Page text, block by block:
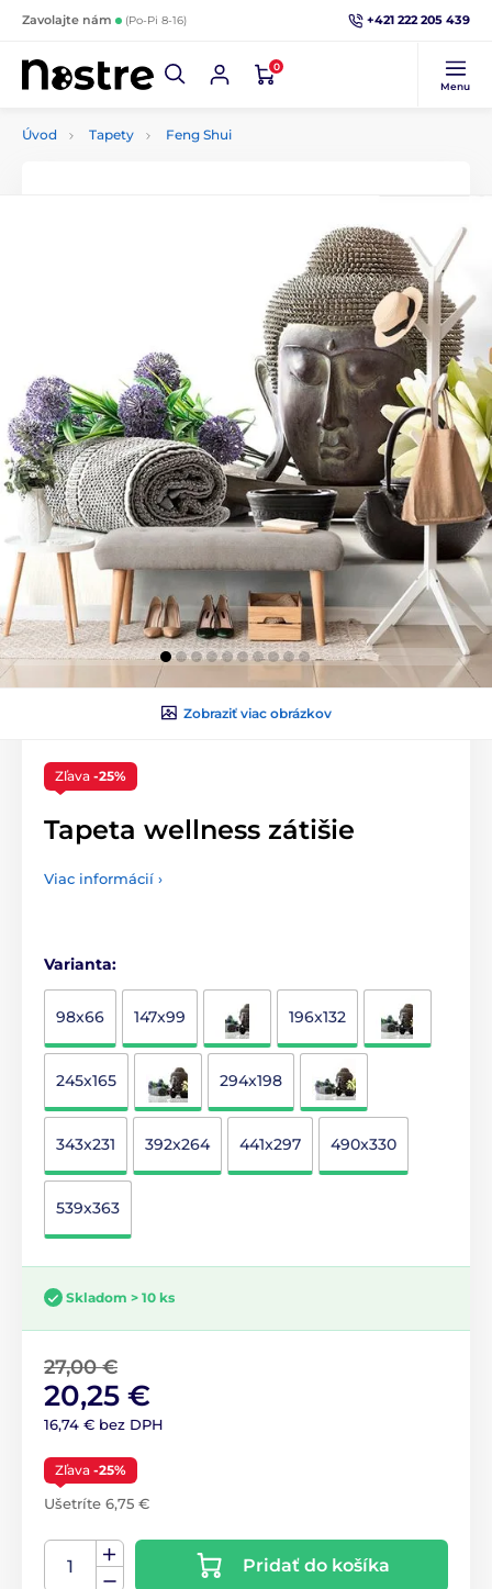
Zavolajte nám (Po-Pi 8-16) +421 222 205 439
0
Menu
Úvod Tapety Feng Shui
Zobraziť viac obrázkov
Zľava -25%
Tapeta wellness zátišie
Viac informácií ›
Varianta:
98x66 147x99 196x132
245x165 294x198
343x231 392x264 441x297 490x330
539x363
Skladom > 10 ks
27,00 €
20,25 €
16,74 € bez DPH
Zľava -25%
Ušetríte 6,75 €
Pridať do košíka